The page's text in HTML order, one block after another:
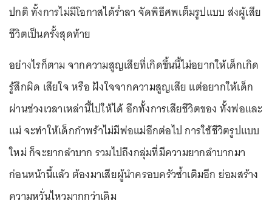
ปกติ ทั้งการไม่มีโอกาสได้ร่ำลา จัดพิธีศพเต็มรูปแบบ ส่งผู้เสีย
ชีวิตเป็นครั้งสุดท้าย
อย่างไรก็ตาม จากความสูญเสียที่เกิดขึ้นนี้ไม่อยากให้เด็กเกิด
รู้สึกผิด เสียใจ หรือ ฝังใจจากความสูญเสีย แต่อยากให้เด็ก
ผ่านช่วงเวลาเหล่านี้ไปให้ได้ อีกทั้งการเสียชีวิตของ ทั้งพ่อและ
แม่ จะทำให้เด็กกำพร้าไม่มีพ่อแม่อีกต่อไป การใช้ชีวิตรูปแบบ
ใหม่ ก็จะยากลำบาก รวมไปถึงกลุ่มที่มีความยากลำบากมา
ก่อนหน้านี้แล้ว ต้องมาเสียผู้นำครอบครัวซ้ำเติมอีก ย่อมสร้าง
ความหวั่นไหวมากกว่าเดิม